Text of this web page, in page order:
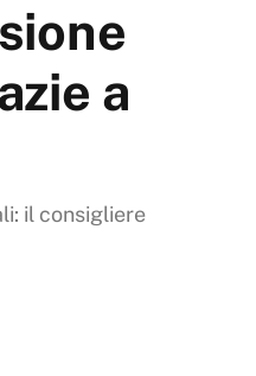
a
il consigliere